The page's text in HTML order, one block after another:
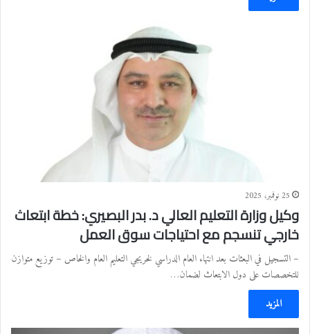
25 نوفمبر، 2025
وكيل وزارة التعليم العالي د. بدر البصيري: خطة ابتعاث
خارجي تنسجم مع احتياجات سوق العمل
– التسجيل في البعثات بعد انتهاء العام الدراسي لخريجي التعليم العام والخاص – توزيع متوازن
للتخصصات على دول الابتعاث لضمان…
المزيد